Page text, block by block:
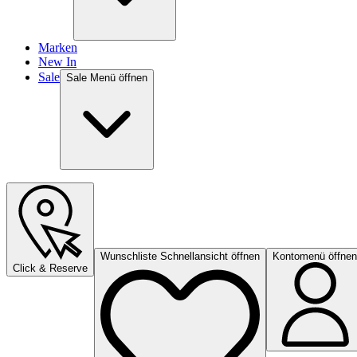
Marken
New In
Sale Sale Menü öffnen
Click & Reserve
Wunschliste Schnellansicht öffnen Kontomenü öffnen